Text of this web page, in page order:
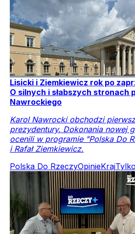
Lisicki i Ziemkiewicz rok po
O silnych i słabszych stronach
Nawrockiego
Karol Nawrocki obchodzi
prezydentury. Dokonania nowej
ocenili w programie "Polska Do
i Rafał Ziemkiewicz.
Polska Do RzeczyOpinieKraj